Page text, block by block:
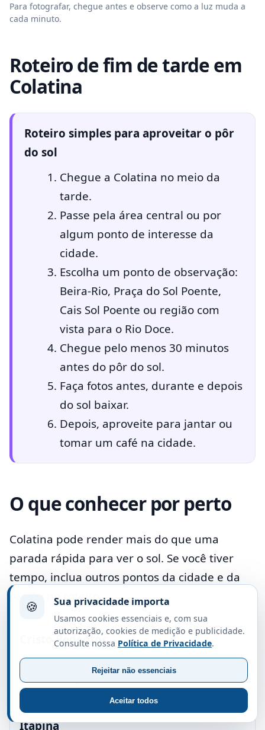
Para fotografar, chegue antes e observe como a luz muda a
cada minuto.
Roteiro de fim de tarde em
Colatina
Roteiro simples para aproveitar o pôr
do sol
Chegue a Colatina no meio da
tarde.
Passe pela área central ou por
algum ponto de interesse da
cidade.
Escolha um ponto de observação:
Beira-Rio, Praça do Sol Poente,
Cais Sol Poente ou região com
vista para o Rio Doce.
Chegue pelo menos 30 minutos
antes do pôr do sol.
Faça fotos antes, durante e depois
do sol baixar.
Depois, aproveite para jantar ou
tomar um café na cidade.
O que conhecer por perto
Colatina pode render mais do que uma
parada rápida para ver o sol. Se você tiver
tempo, inclua outros pontos da cidade e da
região no roteiro.
Cristo Redentor
Monumento em ponto alto, interessante
para vista panorâmica e fotos.
Itapina
🍪 Sua privacidade importa
Usamos cookies essenciais e, com sua
autorização, cookies de medição e publicidade.
Consulte nossa Política de Privacidade.
Aceitar todos
Rejeitar não essenciais